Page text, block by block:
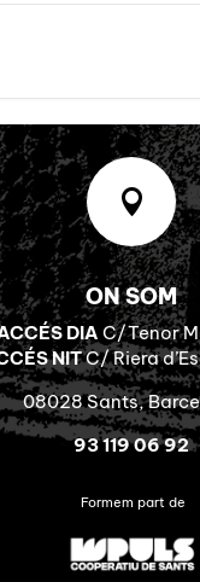

ON SOM
DIA C/Tenor
NITC/ Riera
08028 Sants,
93 119 06 92
Formem part de